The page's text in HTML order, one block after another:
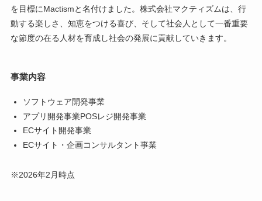
を目標にMactismと名付けました。株式会社マクティズムは、行
動する楽しさ、知恵をつける喜び、そして社会人として一番重要
な節度の在る人材を育成し社会の発展に貢献していきます。
事業内容
ソフトウェア開発事業
アプリ開発事業POSレジ開発事業
ECサイト開発事業
ECサイト・企画コンサルタント事業
※2026年2月時点